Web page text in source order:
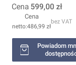
Cena 599,00 zł
Cena
486,99 zł
bez VAT
Powiadom